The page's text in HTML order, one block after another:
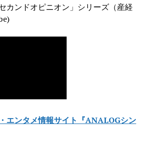
カンドオピニオン」シリーズ（産経
エンタメ情報サイト『ANALOGシン